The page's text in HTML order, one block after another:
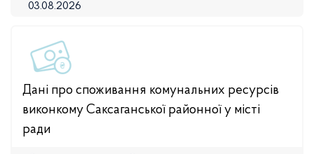
03.08.2026
Дані про споживання комунальних ресурсів
виконкому Саксаганської районної у місті
ради